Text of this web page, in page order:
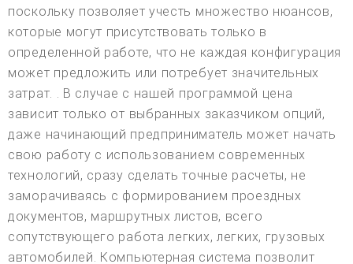
поскольку позволяет учесть множество нюансов,
которые могут присутствовать только в
определенной работе, что не каждая конфигурация
может предложить или потребует значительных
затрат. . В случае с нашей программой цена
зависит только от выбранных заказчиком опций,
даже начинающий предприниматель может начать
свою работу с использованием современных
технологий, сразу сделать точные расчеты, не
заморачиваясь с формированием проездных
документов, маршрутных листов, всего
сопутствующего работа легких, легких, грузовых
автомобилей. Компьютерная система позволит